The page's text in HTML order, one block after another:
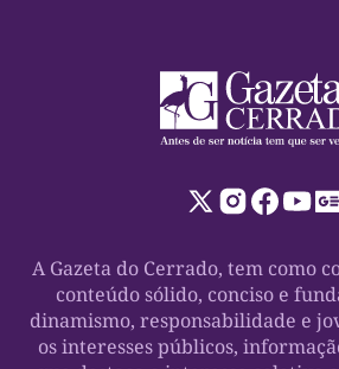
A Gazeta do Cerrado, tem como
conteúdo sólido, conciso e
dinamismo, responsabilidade e
os interesses públicos,